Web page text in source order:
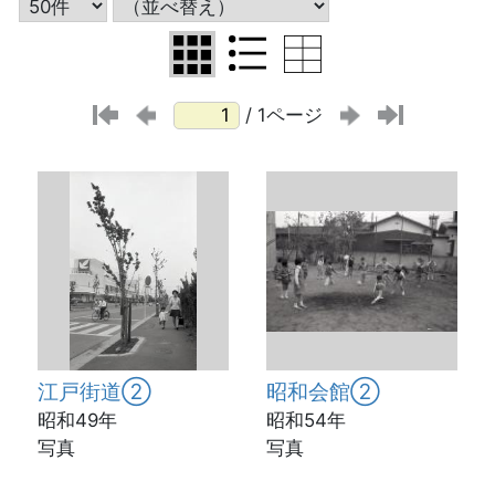
/ 1ページ
江戸街道②
昭和49年
写真
昭和会館②
昭和54年
写真